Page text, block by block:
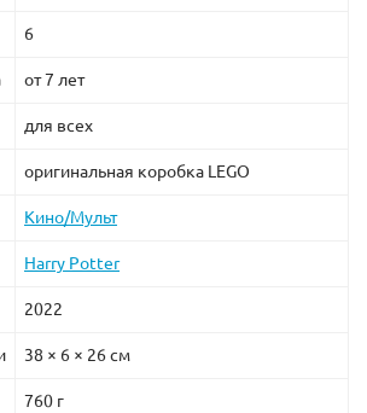
6
от 7 лет
для всех
оригинальная коробка LEGO
Кино/Мульт
Harry Potter
2022
38 × 6 × 26 см
760 г